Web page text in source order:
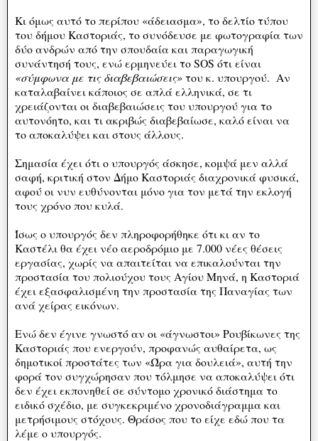
Κι όμως αυτό το περίπου «άδειασμα», το δελτίο τύπου
του δήμου Καστοριάς, το συνόδευσε με φωτογραφία των
δύο ανδρών από την σπουδαία και παραγωγική
συνάντησή τους, ενώ ερμηνεύει το SOS ότι είναι
«σύμφωνα με τις διαβεβαιώσεις»του κ. υπουργού. Αν
καταλαβαίνει κάποιος σε απλά ελληνικά, σε τι
χρειάζονται οι διαβεβαιώσεις του υπουργού για το
αυτονόητο, και τι ακριβώς διαβεβαίωσε, καλό είναι να
το αποκαλύψει και στους άλλους.
Σημασία έχει ότι ο υπουργός άσκησε, κομψά μεν αλλά
σαφή, κριτική στον Δήμο Καστοριάς διαχρονικά φυσικά,
αφού οι νυν ευθύνονται μόνο για τον μετά την εκλογή
τους χρόνο που κυλά.
Ίσως ο υπουργός δεν πληροφορήθηκε ότι κι αν το
Καστέλι θα έχει νέο αεροδρόμιο με 7.000 νέες θέσεις
εργασίας, χωρίς να απαιτείται να επικαλούνται την
προστασία του πολιούχου τους Αγίου Μηνά, η Καστοριά
έχει εξασφαλισμένη την προστασία της Παναγίας των
ανά χείρας εικόνων.
Ενώ δεν έγινε γνωστό αν οι «άγνωστοι» Ρουβίκωνες της
Καστοριάς που ενεργούν, προφανώς αυθαίρετα, ως
δημοτικοί προστάτες των «Ώρα για δουλειά», αυτή την
φορά τον συγχώρησαν που τόλμησε να αποκαλύψει ότι
δεν έχει εκπονηθεί σε σύντομο χρονικό διάστημα το
ειδικό σχέδιο, με συγκεκριμένο χρονοδιάγραμμα και
μετρήσιμους στόχους. Θράσος που το είχε εδώ που τα
λέμε ο υπουργός.